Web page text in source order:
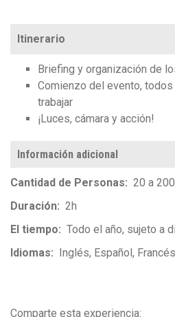
Itinerario
Briefing y organización de
Comienzo del evento,
trabajar
¡Luces, cámara y acción!
Información adicional
Cantidad de Personas
20 a 200
Duración
2h
El tiempo
Todo el año, sujeto a
Idiomas
Inglés Español Francés